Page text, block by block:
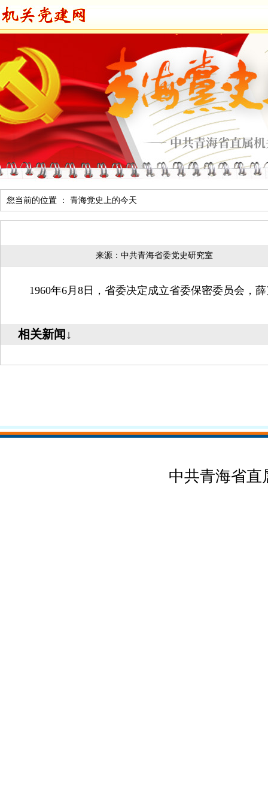
您当前的位置 ： 青海党史上的今天
来源：中共青海省委党史研究室
1960年6月8日，省委决定成立省委保密委员会，薛
相关新闻↓
中共青海省直